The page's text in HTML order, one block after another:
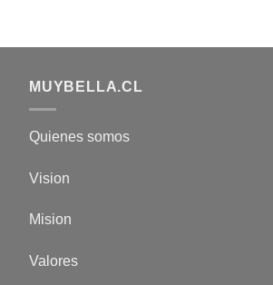
MUYBELLA.CL
Quienes somos
Vision
Mision
Valores